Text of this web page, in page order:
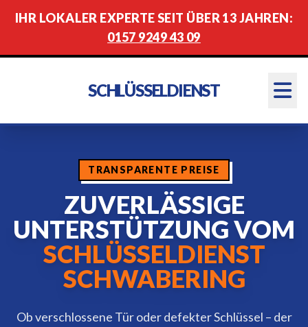
IHR LOKALER EXPERTE SEIT ÜBER 13 JAHREN:
0157 9249 43 09
SCHLÜSSELDIENST
TRANSPARENTE PREISE
ZUVERLÄSSIGE
UNTERSTÜTZUNG VOM
SCHLÜSSELDIENST
SCHWABERING
Ob verschlossene Tür oder defekter Schlüssel – der